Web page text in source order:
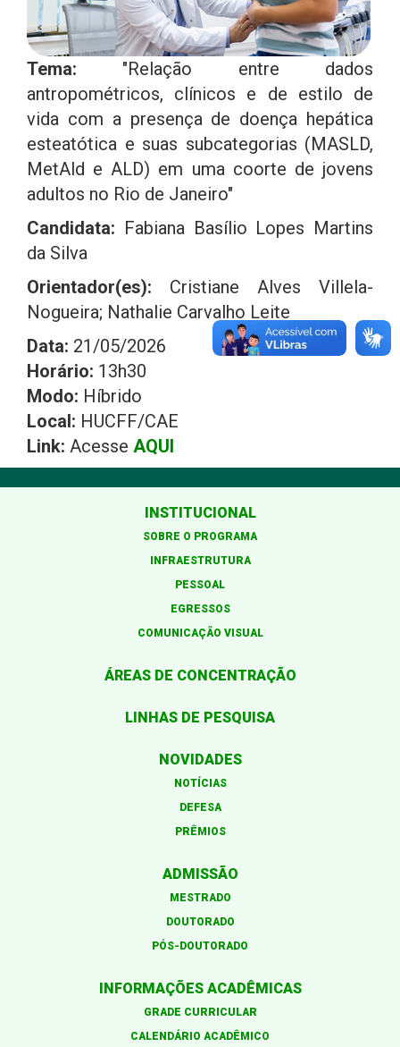
Tema: "Relação entre dados
antropométricos, clínicos e de estilo de
vida com a presença de doença hepática
esteatótica e suas subcategorias (MASLD,
MetAld e ALD) em uma coorte de jovens
adultos no Rio de Janeiro"
Candidata: Fabiana Basílio Lopes Martins
da Silva
Orientador(es): Cristiane Alves Villela-
Nogueira; Nathalie Carvalho Leite
Data: 21/05/2026
Horário: 13h30
Modo: Híbrido
Local: HUCFF/CAE
Link: Acesse AQUI
INSTITUCIONAL
SOBRE O PROGRAMA
INFRAESTRUTURA
PESSOAL
EGRESSOS
COMUNICAÇÃO VISUAL
ÁREAS DE CONCENTRAÇÃO
LINHAS DE PESQUISA
NOVIDADES
NOTÍCIAS
DEFESA
PRÊMIOS
ADMISSÃO
MESTRADO
DOUTORADO
PÓS-DOUTORADO
INFORMAÇÕES ACADÊMICAS
GRADE CURRICULAR
CALENDÁRIO ACADÊMICO